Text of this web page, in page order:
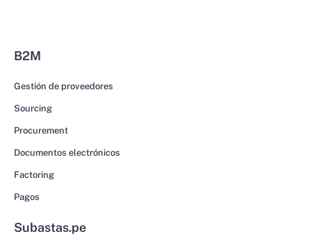
B2M
Gestión de proveedores
Sourcing
Procurement
Documentos electrónicos
Factoring
Pagos
Subastas.pe